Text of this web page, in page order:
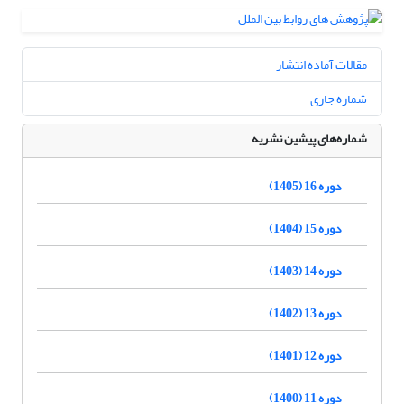
مقالات آماده انتشار
شماره جاری
شماره‌های پیشین نشریه
دوره 16 (1405)
دوره 15 (1404)
دوره 14 (1403)
دوره 13 (1402)
دوره 12 (1401)
دوره 11 (1400)